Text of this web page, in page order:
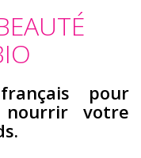
pour
votre